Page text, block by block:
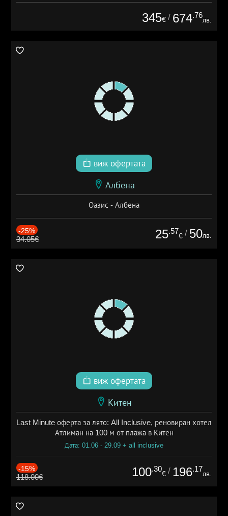
345€ / 674.76
лв.
виж офертата
Албена
Оазис - Албена
-25%
34.05€ 25.57
€ / 50лв.
виж офертата
Китен
Last Minute оферта за лято: All Inclusive, реновиран хотел
Атлиман на 100 м от плажа в Китен
Дата: 01.06 - 29.09 + all inclusive
-15%
118.00€ 100.30
€ / 196.17
лв.